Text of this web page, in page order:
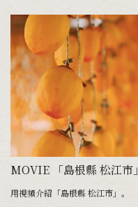
MOVIE 「島根縣 松江市」
用視頻介紹「島根縣 松江市」。